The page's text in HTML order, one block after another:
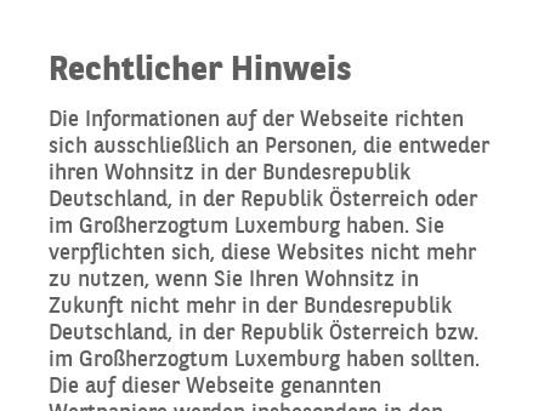
Rechtlicher Hinweis
Die Informationen auf der Webseite richten
sich ausschließlich an Personen, die entweder
ihren Wohnsitz in der Bundesrepublik
Deutschland, in der Republik Österreich oder
im Großherzogtum Luxemburg haben. Sie
verpflichten sich, diese Websites nicht mehr
zu nutzen, wenn Sie Ihren Wohnsitz in
Zukunft nicht mehr in der Bundesrepublik
Deutschland, in der Republik Österreich bzw.
im Großherzogtum Luxemburg haben sollten.
Die auf dieser Webseite genannten